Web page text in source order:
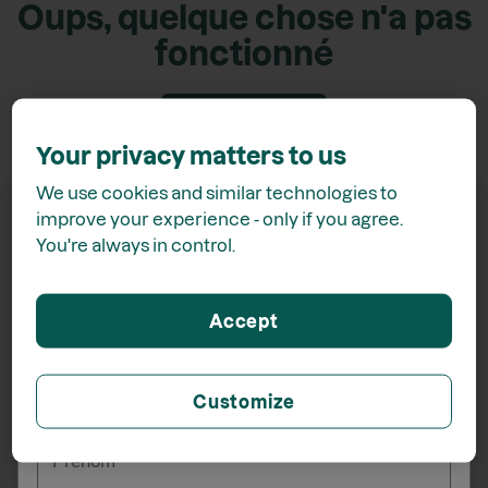
Oups, quelque chose n'a pas
fonctionné
15% de rabais*
lors de votre inscription à l'infolettre
_______
Your privacy matters to us
We use cookies and similar technologies to
improve your experience - only if you agree.
You're always in control.
Customize
Accept